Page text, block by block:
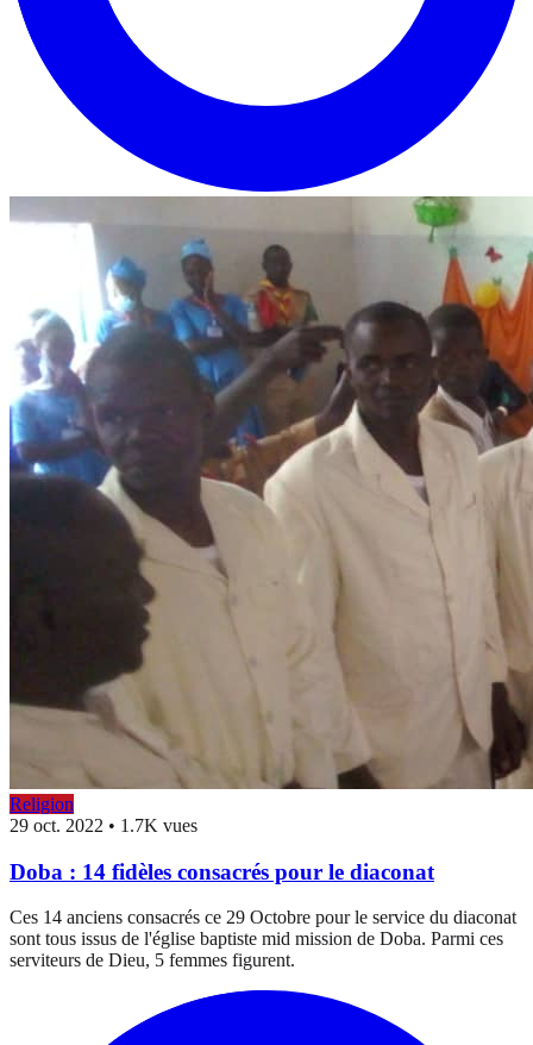
Religion
29 oct. 2022 • 1.7K vues
Doba : 14 fidèles consacrés pour le diaconat
Ces 14 anciens consacrés ce 29 Octobre pour le service du diaconat
sont tous issus de l'église baptiste mid mission de Doba. Parmi ces
serviteurs de Dieu, 5 femmes figurent.